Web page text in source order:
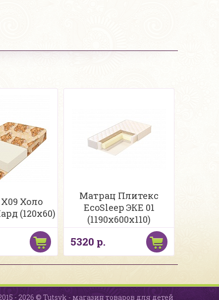
Холо
(120х60)
Матрац Плитекс
EcoSleep ЭКE 01
(1190х600х110)
5320 р.
- 2026 © Tutsyk - магазин товаров для детей